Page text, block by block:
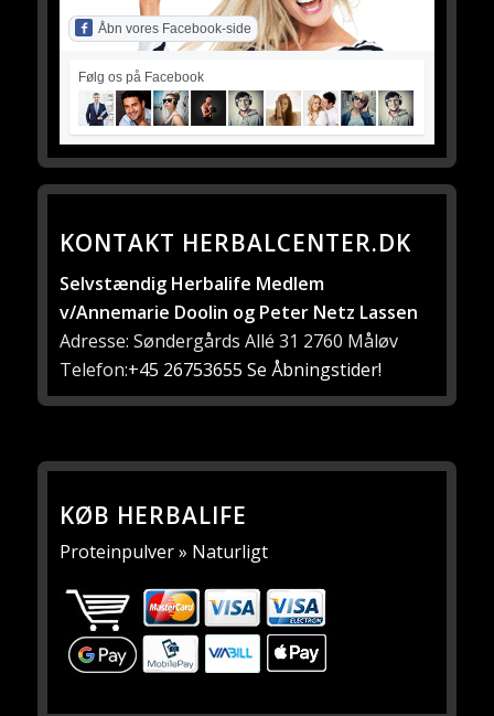
Åbn vores Facebook-side
Følg os på Facebook
KONTAKT HERBALCENTER.DK
Selvstændig Herbalife Medlem
v/Annemarie Doolin og Peter Netz Lassen
Adresse: Søndergårds Allé 31 2760 Måløv
Telefon:+45 26753655 Se Åbningstider!
KØB HERBALIFE
Proteinpulver » Naturligt